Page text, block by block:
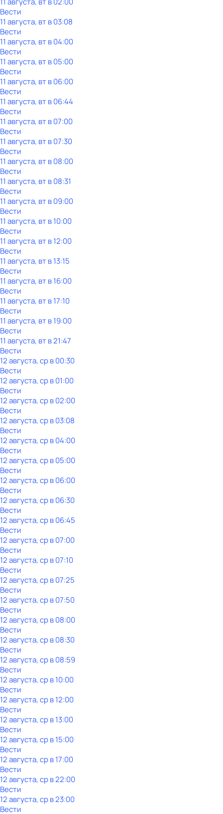
Вести
11 августа, вт в 03:08
Вести
11 августа, вт в 04:00
Вести
11 августа, вт в 05:00
Вести
11 августа, вт в 06:00
Вести
11 августа, вт в 06:44
Вести
11 августа, вт в 07:00
Вести
11 августа, вт в 07:30
Вести
11 августа, вт в 08:00
Вести
11 августа, вт в 08:31
Вести
11 августа, вт в 09:00
Вести
11 августа, вт в 10:00
Вести
11 августа, вт в 12:00
Вести
11 августа, вт в 13:15
Вести
11 августа, вт в 16:00
Вести
11 августа, вт в 17:10
Вести
11 августа, вт в 19:00
Вести
11 августа, вт в 21:47
Вести
12 августа, ср в 00:30
Вести
12 августа, ср в 01:00
Вести
12 августа, ср в 02:00
Вести
12 августа, ср в 03:08
Вести
12 августа, ср в 04:00
Вести
12 августа, ср в 05:00
Вести
12 августа, ср в 06:00
Вести
12 августа, ср в 06:30
Вести
12 августа, ср в 06:45
Вести
12 августа, ср в 07:00
Вести
12 августа, ср в 07:10
Вести
12 августа, ср в 07:25
Вести
12 августа, ср в 07:50
Вести
12 августа, ср в 08:00
Вести
12 августа, ср в 08:30
Вести
12 августа, ср в 08:59
Вести
12 августа, ср в 10:00
Вести
12 августа, ср в 12:00
Вести
12 августа, ср в 13:00
Вести
12 августа, ср в 15:00
Вести
12 августа, ср в 17:00
Вести
12 августа, ср в 22:00
Вести
12 августа, ср в 23:00
Вести